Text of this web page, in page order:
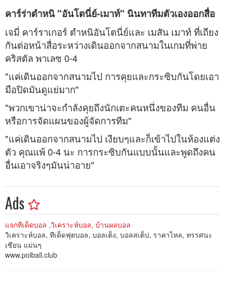
คาร์ร่าตำหนิ "อันโตนี่ย์-เมาท์" นินทาทีมตัวเองออกสื่อ
เจมี่ คาร์ราเกอร์ ตำหนิอันโตนี่ย์และ เมสัน เมาท์ ที่เถียง
กันต่อหน้าสื่อระหว่างเดินออกจากสนามในเกมที่พ่าย
คริสตัล พาเลซ 0-4
"แค่เดินออกจากสนามไป การคุยและกระซิบกันโดยเอา
มือปิดมันดูแย่มาก"
"พวกเขาน่าจะกำลังคุยถึงนักเตะคนหนึ่งของทีม คนอื่น
หรือการจัดแผนของผู้จัดการทีม"
"แค่เดินออกจากสนามไป เงียบๆและก็เข้าไปในห้องแต่ง
ตัว คุณแพ้ 0-4 นะ การกระซิบกันแบบนั้นและพูดถึงคน
อื่นเอาจริงๆมันน่าอาย"
Ads
แจกทีเด็ดบอล ,วิเคราะห์บอล, บ้านผลบอล
วิเคราะห์บอล, ทีเด็ดฟุตบอล, บอลเต็ง, บอลสเต็ป, ราคาไหล, ทรรศนะ
เซียน แม่นๆ
www.polball.club